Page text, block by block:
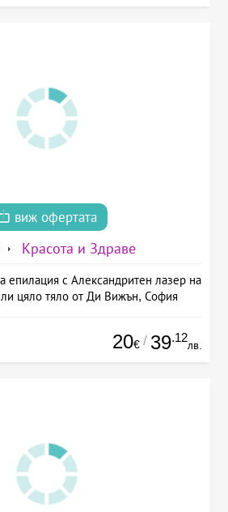
виж офертата
Красота и Здраве
епилация с Александритен лазер на
цяло тяло от Ди Вижън, София
20€ / 39.12
лв.